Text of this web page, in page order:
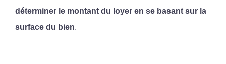
déterminer le montant du loyer en se basant sur la
surface du bien.